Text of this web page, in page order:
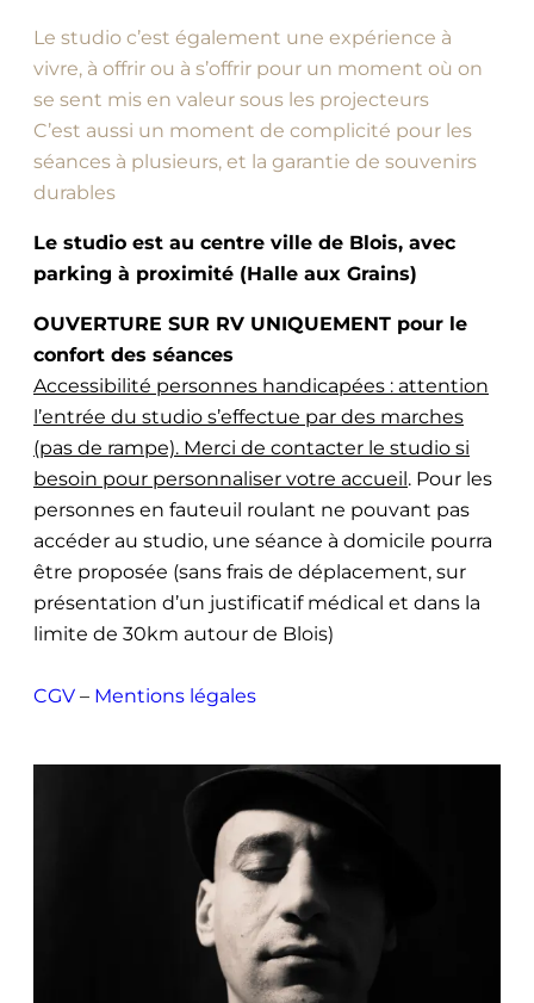
Le studio c’est également une expérience à
vivre, à offrir ou à s’offrir pour un moment où on
se sent mis en valeur sous les projecteurs
C’est aussi un moment de complicité pour les
séances à plusieurs, et la garantie de souvenirs
durables
Le studio est au centre ville de Blois, avec
parking à proximité (Halle aux Grains)
OUVERTURE SUR RV UNIQUEMENT pour le
confort des séances
Accessibilité personnes handicapées : attention
l’entrée du studio s’effectue par des marches
(pas de rampe). Merci de contacter le studio si
besoin pour personnaliser votre accueil. Pour les
personnes en fauteuil roulant ne pouvant pas
accéder au studio, une séance à domicile pourra
être proposée (sans frais de déplacement, sur
présentation d’un justificatif médical et dans la
limite de 30km autour de Blois)
CGV – Mentions légales